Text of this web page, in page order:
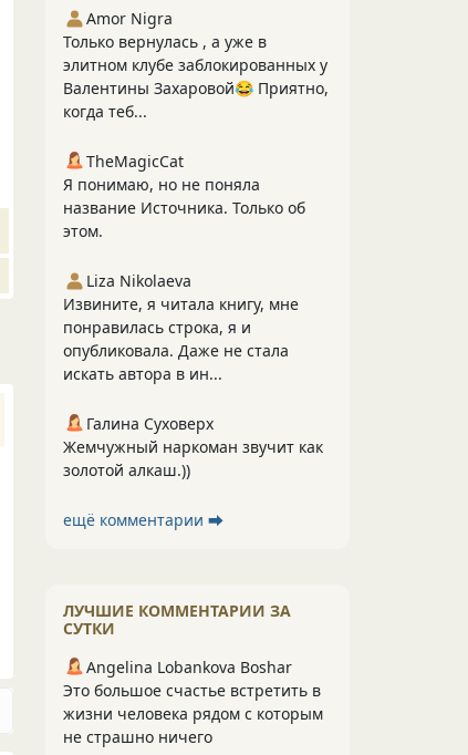
Amor Nigra
Только вернулась , а уже в
элитном клубе заблокированных у
Валентины Захаровой😂 Приятно,
когда теб...
TheMagicCat
Я понимаю, но не поняла
название Источника. Только об
этом.
Liza Nikolaeva
Извините, я читала книгу, мне
понравилась строка, я и
опубликовала. Даже не стала
искать автора в ин...
Галина Суховерх
Жемчужный наркоман звучит как
золотой алкаш.))
ещё комментарии ⮕
ЛУЧШИЕ КОММЕНТАРИИ ЗА
СУТКИ
Angelina Lobankova Boshar
Это большое счастье встретить в
жизни человека рядом с которым
не страшно ничего